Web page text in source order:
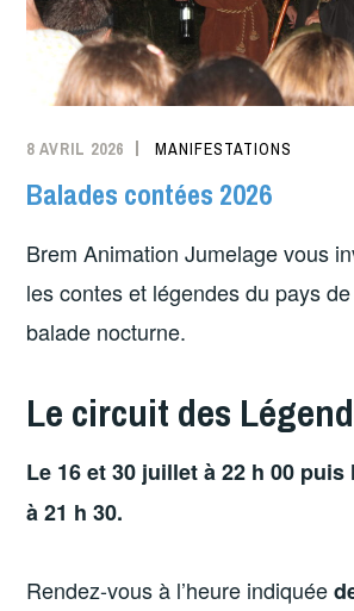
8 AVRIL 2026 MANIFESTATIONS
Balades contées 2026
Brem Animation Jumelage vous
les contes et légendes du pays
balade nocturne.
Le circuit des
Le 16 et 30 juillet à 22 h 00 puis
à 21 h 30.
Rendez-vous à l’heure indiquée